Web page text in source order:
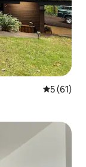
5 (61)